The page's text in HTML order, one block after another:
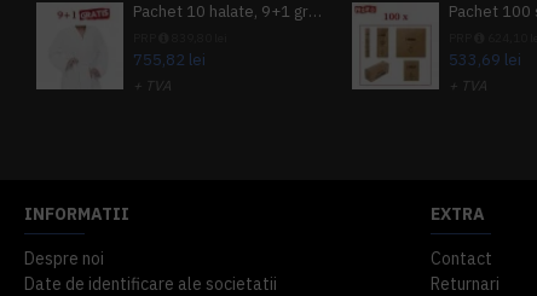
Pachet 10 halate, 9+1 gratuit
755,82 lei
+ TVA
533,69 lei
+ TVA
INFORMATII
Despre noi
Date de identificare ale societatii
EXTRA
Contact
Returnari